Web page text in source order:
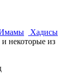
Хадисы
некоторые из